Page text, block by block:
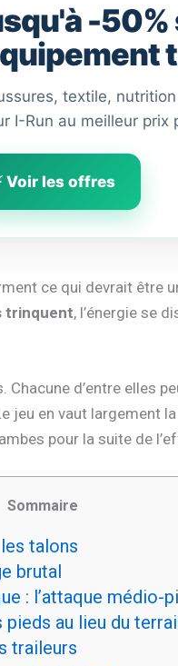
-50%
textile,
I-Run au meilleur prix
Voir les offres
ce qui devrait être
trinquent, l’énergie se
d’entre elles
jeu en vaut largement
pour la suite de
Sommaire
talons
brutal
: l’attaque médio-
pieds au lieu du
traileurs